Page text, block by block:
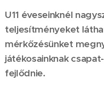
U11 éveseinknél
teljesítményeket
mérkőzésünket
játékosainknak
fejlődnie.